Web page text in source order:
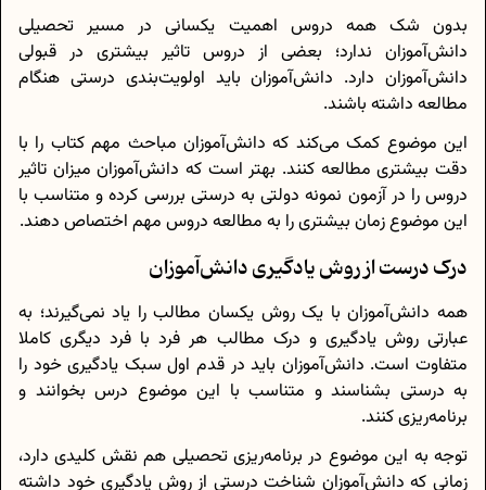
بدون شک همه دروس اهمیت یکسانی در مسیر تحصیلی
دانش‌آموزان ندارد؛ بعضی از دروس تاثیر بیشتری در قبولی
دانش‌آموزان دارد. دانش‌آموزان باید اولویت‌بندی درستی هنگام
مطالعه داشته باشند.
این موضوع کمک می‌کند که دانش‌آموزان مباحث مهم کتاب را با
دقت بیشتری مطالعه کنند. بهتر است که دانش‌آموزان میزان تاثیر
دروس را در آزمون نمونه دولتی به درستی بررسی کرده و متناسب با
این موضوع زمان بیشتری را به مطالعه دروس مهم اختصاص دهند.
درک درست از روش یادگیری دانش‌آموزان
همه دانش‌آموزان با یک روش یکسان مطالب را یاد نمی‌گیرند؛ به
عبارتی روش یادگیری و درک مطالب هر فرد با فرد دیگری کاملا
متفاوت است. دانش‌آموزان باید در قدم اول سبک یادگیری خود را
به درستی بشناسند و متناسب با این موضوع درس بخوانند و
برنامه‌ریزی کنند.
توجه به این موضوع در برنامه‌ریزی تحصیلی هم نقش کلیدی دارد،
زمانی که دانش‌آموزان شناخت درستی از روش یادگیری خود داشته